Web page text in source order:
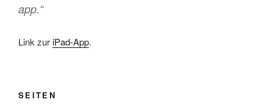
app.“
Link zuriPad-App.
SEITEN